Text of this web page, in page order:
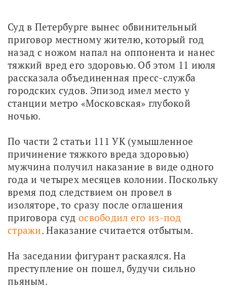
Суд в Петербурге вынес обвинительный
приговор местному жителю, который год
назад с ножом напал на оппонента и нанес
тяжкий вред его здоровью. Об этом 11 июля
рассказала объединенная пресс-служба
городских судов. Эпизод имел место у
станции метро «Московская» глубокой
ночью.
По части 2 статьи 111 УК (умышленное
причинение тяжкого вреда здоровью)
мужчина получил наказание в виде одного
года и четырех месяцев колонии. Поскольку
время под следствием он провел в
изоляторе, то сразу после оглашения
приговора суд освободил его из-под
стражи. Наказание считается отбытым.
На заседании фигурант раскаялся. На
преступление он пошел, будучи сильно
пьяным.